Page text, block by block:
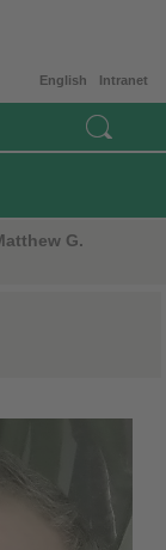
Intranet
English
G.